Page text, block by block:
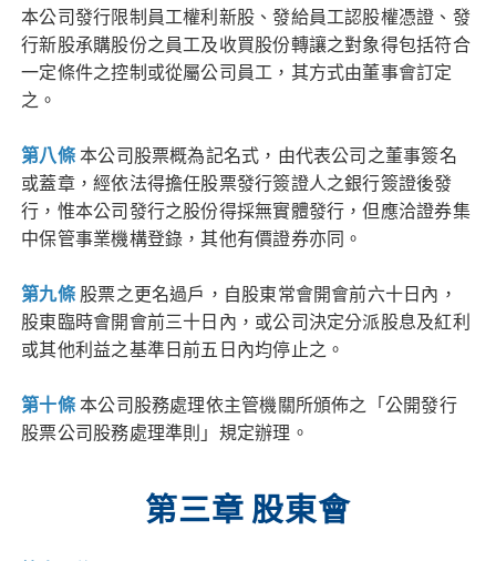
本公司發行限制員工權利新股、發給員工認股權憑證、發
行新股承購股份之員工及收買股份轉讓之對象得包括符合
一定條件之控制或從屬公司員工，其方式由董事會訂定
之。
第八條本公司股票概為記名式，由代表公司之董事簽名
或蓋章，經依法得擔任股票發行簽證人之銀行簽證後發
行，惟本公司發行之股份得採無實體發行，但應洽證券集
中保管事業機構登錄，其他有價證券亦同。
第九條 股票之更名過戶，自股東常會開會前六十日內，
股東臨時會開會前三十日內，或公司決定分派股息及紅利
或其他利益之基準日前五日內均停止之。
第十條本公司股務處理依主管機關所頒佈之「公開發行
股票公司股務處理準則」規定辦理。
第三章 股東會